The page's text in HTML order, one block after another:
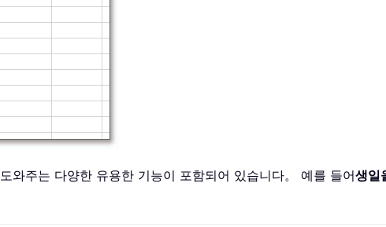
와주는 다양한 유용한 기능이 포함되어 있습니다。 예를 들어생일